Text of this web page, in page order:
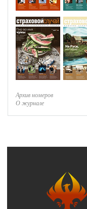
Архив номеров
О журнале